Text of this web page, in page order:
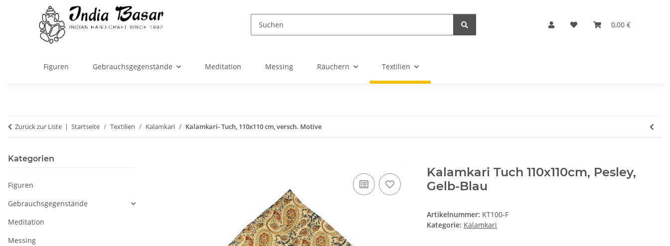
0,00 €
Figuren Gebrauchsgegenstände Meditation Messing Räuchern Textilien
Zurück zur Liste Startseite Textilien Kalamkari Kalamkari- Tuch, 110x110 cm, versch. Motive
Kalamkari Tuch 110x110cm, Pesley,
Gelb-Blau
Artikelnummer: KT100-F
Kategorie: Kalamkari
Kategorien
Figuren
Gebrauchsgegenstände
Meditation
Messing